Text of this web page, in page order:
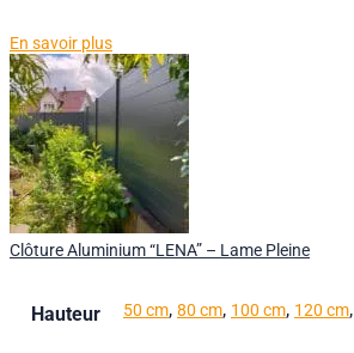
En savoir plus
Clôture Aluminium “LENA” – Lame Pleine
Hauteur 50 cm, 80 cm, 100 cm, 120 cm,